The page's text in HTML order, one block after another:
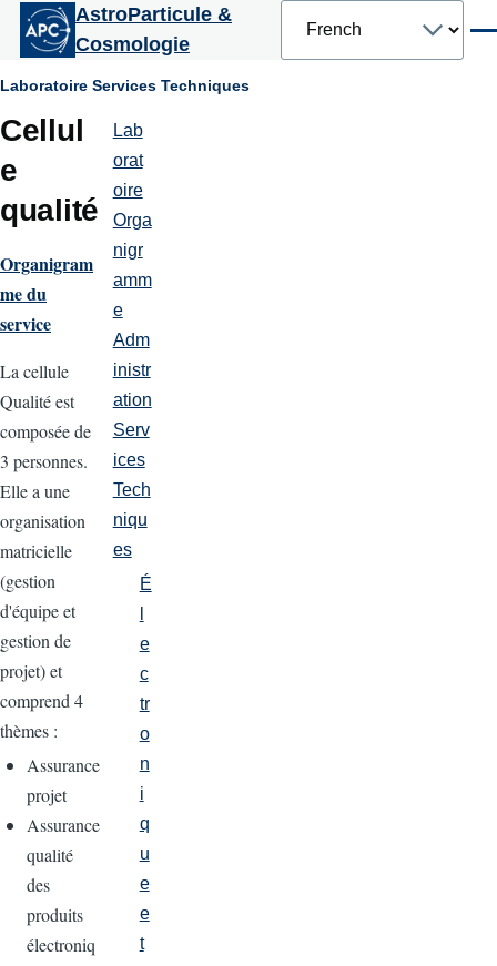
Aller au contenu principal
AstroParticule &
Cosmologie
your
Fil
d'Ariane
Laboratoire Services Techniques
Cellul
e
qualité
Organigram
me du
service
La cellule
Qualité est
composée de
3 personnes.
Elle a une
organisation
matricielle
(gestion
d'équipe et
gestion de
projet) et
comprend 4
thèmes :
Assurance
projet
Assurance
qualité
des
produits
électroniq
Laboratoire
Lab
orat
oire
Orga
nigr
amm
e
Adm
inistr
ation
Serv
ices
Tech
niqu
es
É
e
c
tr
o
n
i
q
u
e
e
t